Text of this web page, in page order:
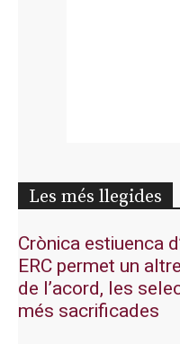
Les més llegides
Crònica estiuenca
ERC permet un
de l’acord, les
més sacrificades